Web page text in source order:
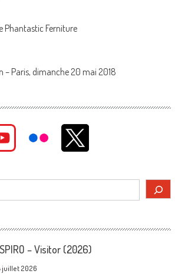
Phantastic Ferniture
– Paris, dimanche 20 mai 2018
– Visitor (2026)
juillet 2026